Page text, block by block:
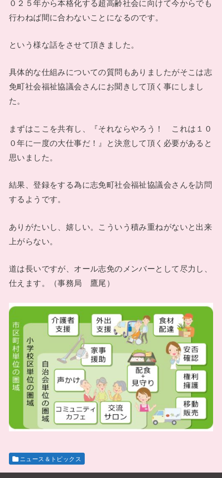
行わねば間に合わないことになるのです。
という様な話をさせて頂きました。
具体的な仕組みについての質問もありましたがそこは志
免町社会福祉協議会さんにお聞きして頂く事にしまし
た。
まずはここを共有し、『それならやろう！ これは１０
０年に一度の大仕事だ！』と決意して頂く必要があると
思いました。
結果、登録をする為に志免町社会福祉協議会さんを訪問
するようです。
ありがたいし、嬉しい。こういう積み重ねがないと出来
上がらない。
道は長いですが、オール志免のメンバーとして尽力し、
仕えます。（事務局 鷹尾）
ニュース＆トピックス